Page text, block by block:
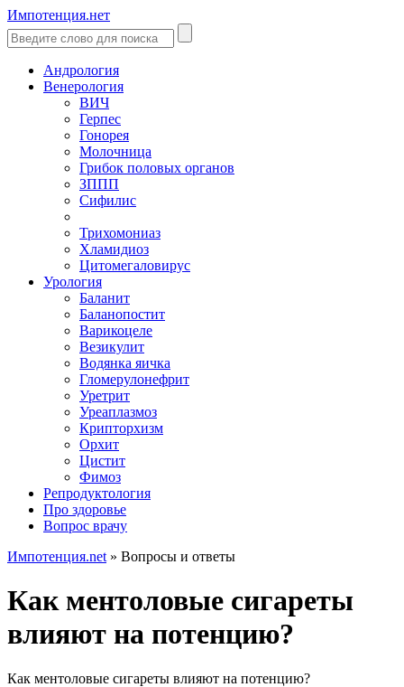
Импотенция.нет
Андрология
Венерология
ВИЧ
Герпес
Гонорея
Молочница
Грибок половых органов
ЗППП
Сифилис
Трихомониаз
Хламидиоз
Цитомегаловирус
Урология
Баланит
Баланопостит
Варикоцеле
Везикулит
Водянка яичка
Гломерулонефрит
Уретрит
Уреаплазмоз
Крипторхизм
Орхит
Цистит
Фимоз
Репродуктология
Про здоровье
Вопрос врачу
Импотенция.net » Вопросы и ответы
Как ментоловые сигареты
влияют на потенцию?
Как ментоловые сигареты влияют на потенцию?